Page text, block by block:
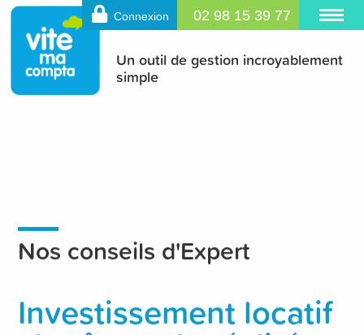
Un outil de gestion incroyablement
simple
Connexion 02 98 15 39 77
Nos conseils d'Expert
Investissement locatif